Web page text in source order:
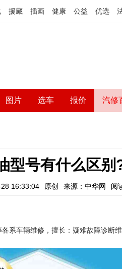
援藏 插画 健康 公益 优选
图片 选车 报价 汽修
型号有什么区别
16:33:04 原创 来源：中华网 阅